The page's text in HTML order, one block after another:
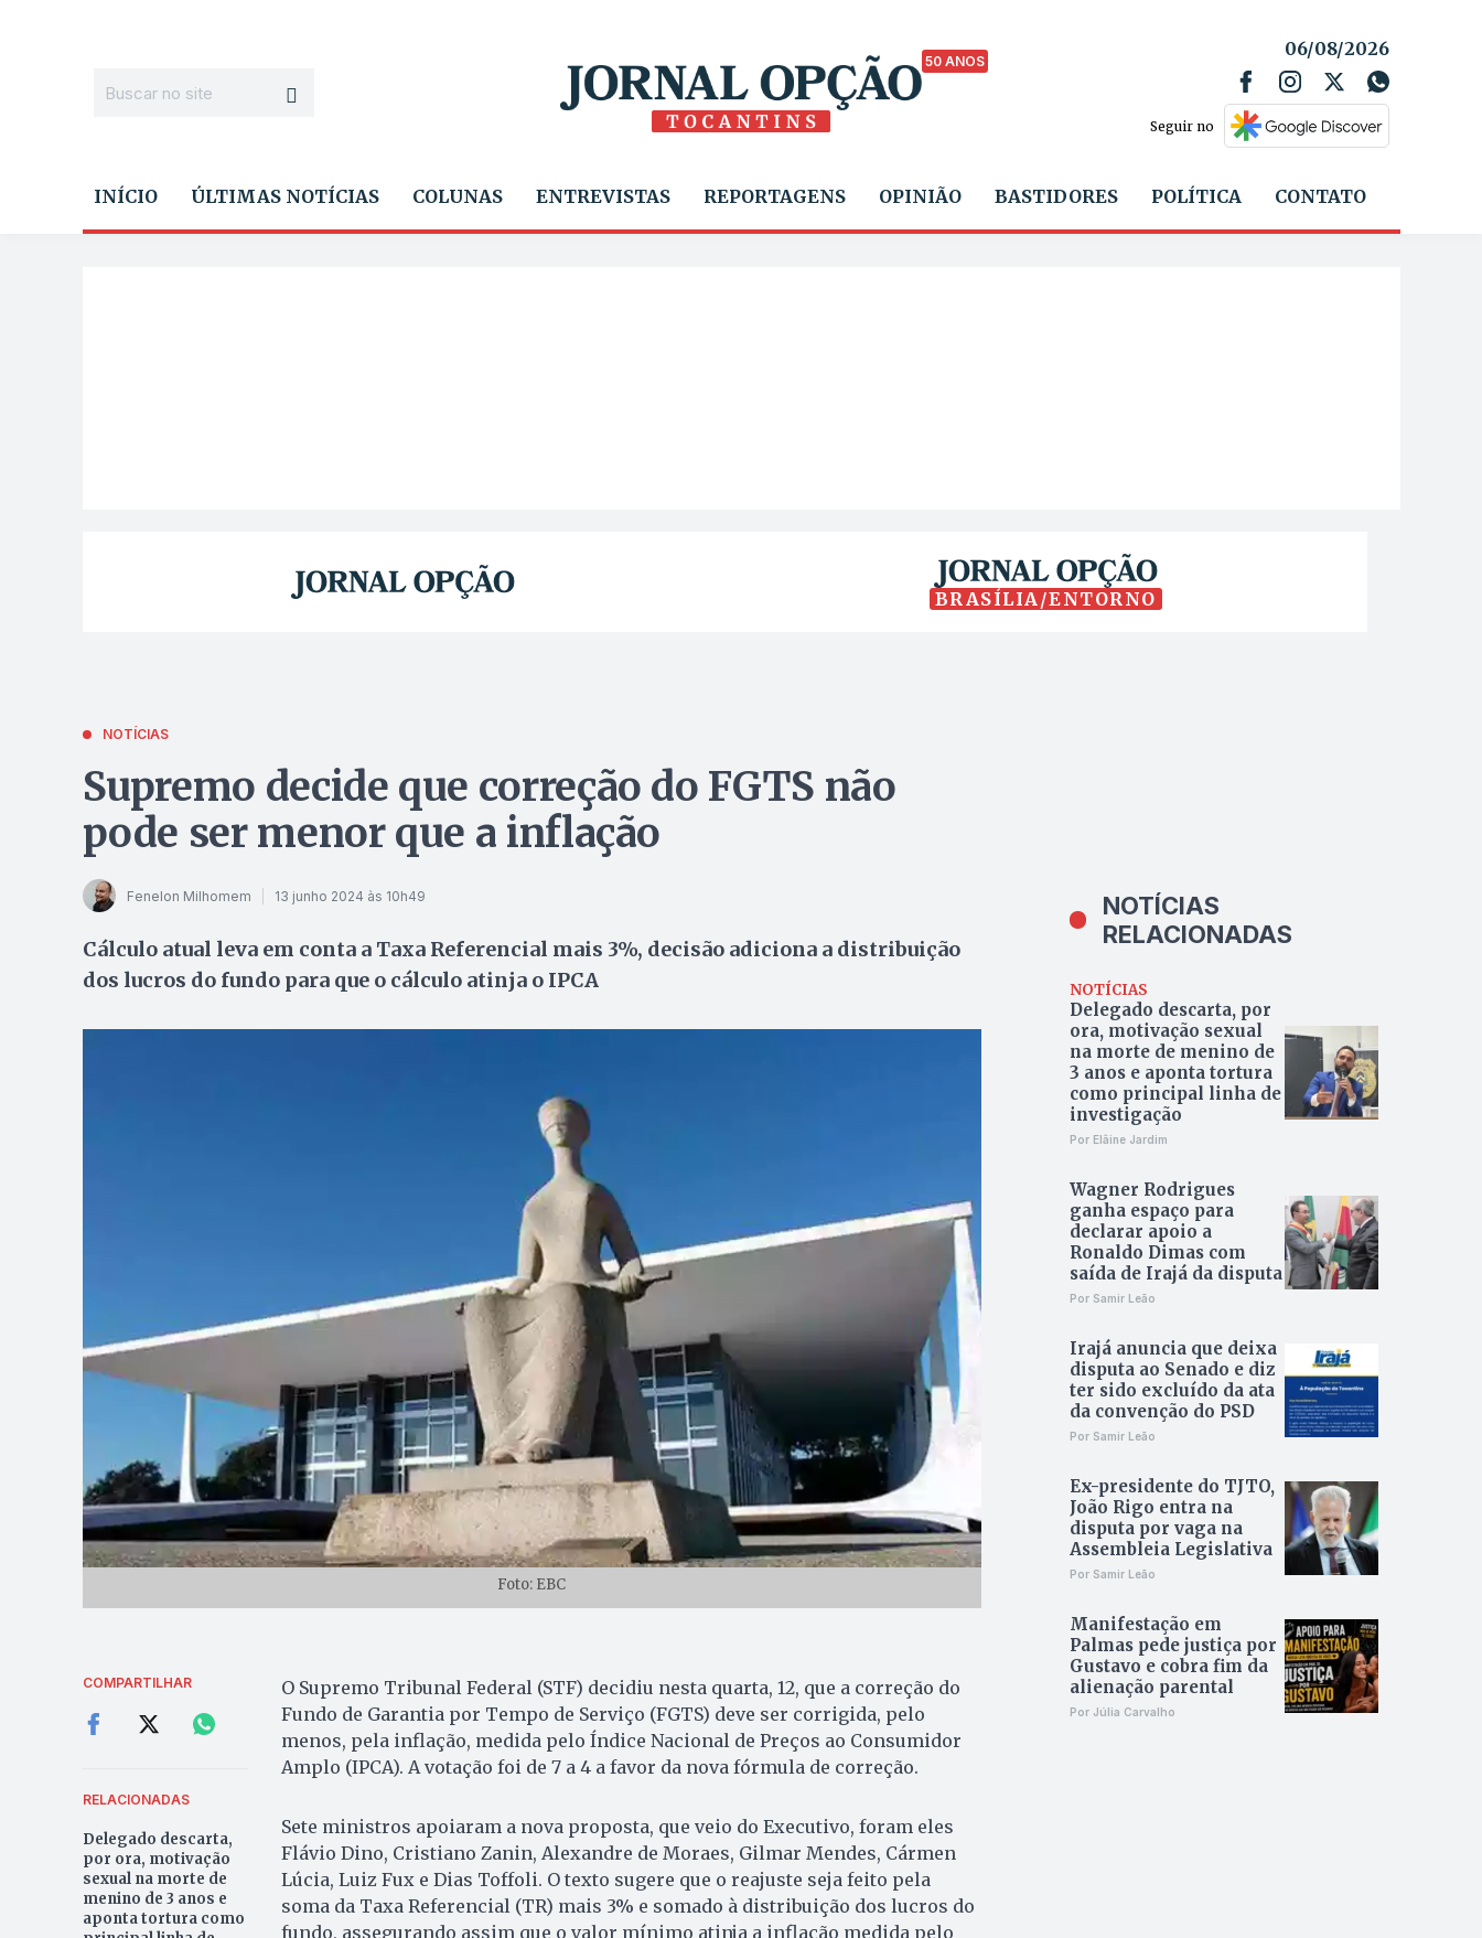
50 ANOS
06/08/2026
Seguir no
INÍCIO ÚLTIMAS NOTÍCIAS COLUNAS ENTREVISTAS REPORTAGENS OPINIÃO BASTIDORES POLÍTICA CONTATO
BRASÍLIA/ENTORNO
NOTÍCIAS
Supremo decide que correção do FGTS não
pode ser menor que a inflação
Fenelon Milhomem 13 junho 2024 às 10h49
Cálculo atual leva em conta a Taxa Referencial mais 3%, decisão adiciona a distribuição
dos lucros do fundo para que o cálculo atinja o IPCA
Foto: EBC
COMPARTILHAR
RELACIONADAS
Delegado descarta,
por ora, motivação
sexual na morte de
menino de 3 anos e
aponta tortura como
O Supremo Tribunal Federal (STF) decidiu nesta quarta, 12, que a correção do
Fundo de Garantia por Tempo de Serviço (FGTS) deve ser corrigida, pelo
menos, pela inflação, medida pelo Índice Nacional de Preços ao Consumidor
Amplo (IPCA). A votação foi de 7 a 4 a favor da nova fórmula de correção.
Sete ministros apoiaram a nova proposta, que veio do Executivo, foram eles
Flávio Dino, Cristiano Zanin, Alexandre de Moraes, Gilmar Mendes, Cármen
Lúcia, Luiz Fux e Dias Toffoli. O texto sugere que o reajuste seja feito pela
soma da Taxa Referencial (TR) mais 3% e somado à distribuição dos lucros do
fundo, assegurando assim que o valor mínimo atinja a inflação medida pelo
NOTÍCIAS
RELACIONADAS
NOTÍCIAS
Delegado descarta, por
ora, motivação sexual
na morte de menino de
3 anos e aponta tortura
como principal linha de
investigação
Por Elâine Jardim
Wagner Rodrigues
ganha espaço para
declarar apoio a
Ronaldo Dimas com
saída de Irajá da disputa
Por Samir Leão
Irajá anuncia que deixa
disputa ao Senado e diz
ter sido excluído da ata
da convenção do PSD
Por Samir Leão
Ex-presidente do TJTO,
João Rigo entra na
disputa por vaga na
Assembleia Legislativa
Por Samir Leão
Manifestação em
Palmas pede justiça por
Gustavo e cobra fim da
alienação parental
Por Júlia Carvalho